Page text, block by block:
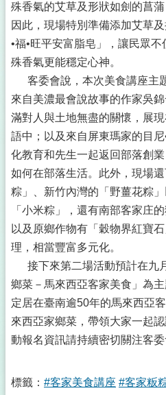
殊香氣的艾草及形狀如劍的菖
因此，現場特別準備添加艾草
•福•旺平安富脂皂」，讓民眾
殊香氣更能穩定心神。
客委會說，本次美食講座主
來自美濃最會說故事的作家吳
滿對人與土地無盡的關懷，展
語中；以及來自屏東瑪家的目
化教育和先生一起返回部落創
如何在部落生活。此外，現場
粽」、新竹內灣的「野薑花粽
「小米粽」，還有南部客家庄
以及原鄉作物有「穀物界紅寶
理，相當豐富多元化。
接下來第二場活動預計在九
鄉菜－馬來西亞客家美食」為
定居在臺南逾50年的馬來西亞
來西亞家鄉菜，帶領大家一起
動報名資訊請持續密切關注客委
標籤： #客家美食講座 #客家粄